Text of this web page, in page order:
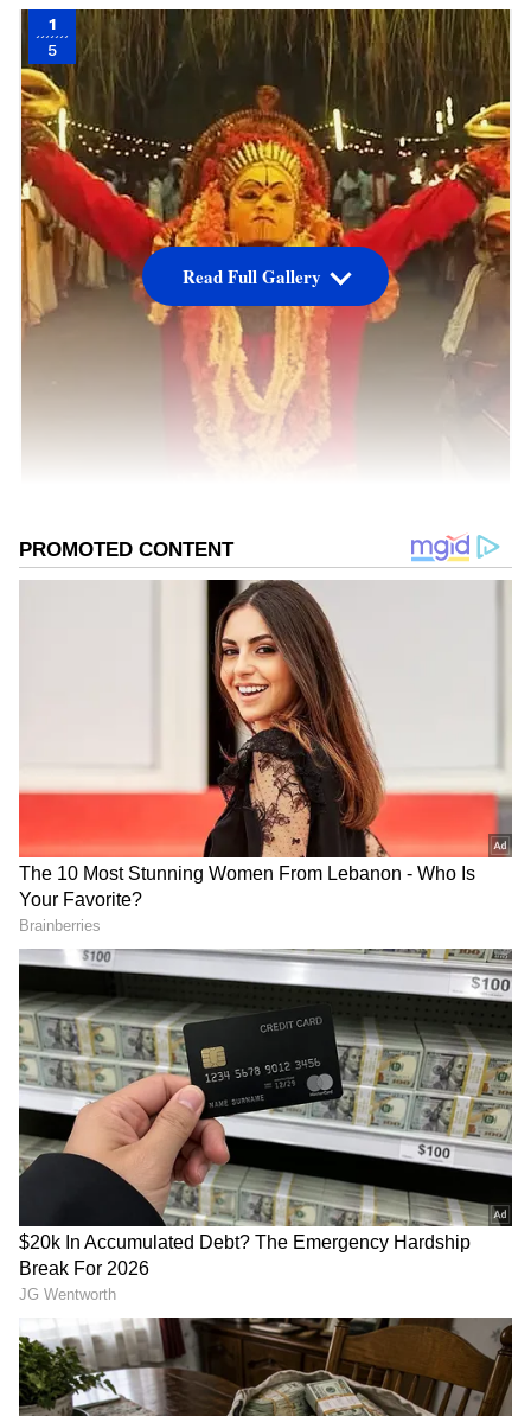
1
5
ಕಾಂತಾರ ಸಿನಿಮಾ ಬಳಿಕ ಭೂತಕೋಲ ಕ್ರೇಜ್ ಹೆಚ್ಚಾಗಿದೆ.
ಕಾಂತಾರ -1 ಟೀಸರ್ ರಿಲೀಸ್​ ಬೆನ್ನಲ್ಲೆ ಕರಾವಳಿಯಲ್ಲಿ ಹೊಸ
ವಿವಾದ ಉಂಟಾಗಿದೆ.ಇಷ್ಟು ದಿನ ಕರಾವಳಿಗರನ್ನಷ್ಟೇ
ಸೆಳೆಯುತ್ತಿದ್ದ ಭೂತಕೋಲ ಕಾಂತಾರ ಬಳಿಕ ಭೂತಕೋಲ,
ದೈವದ ಬಗ್ಗೆ ಹೆಚ್ಚಿದ ಜನರ ಆಸಕ್ತಿಯನ್ನೇ ಬಂಡವಾಳ
ಮಾಡಿಕೊಂಡಿದೆ ಟ್ರಾವೆಲ್ ಏಜೆನ್ಸಿಗಳು.
ಸಮಗ್ರ ಸುದ್ದಿ ಮೂಲವನ್ನಾಗಿ asianet suvarna news ಅನ್ನು
ಆಯ್ಕೆ ಮಾಡಿಕೊಳ್ಳಿ
2
Read Full Gallery